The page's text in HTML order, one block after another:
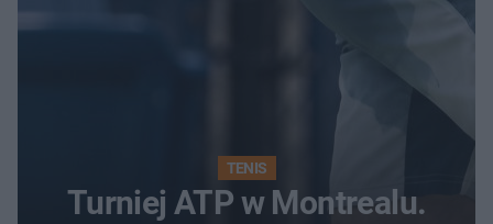
TENIS
Turniej ATP w Montrealu.